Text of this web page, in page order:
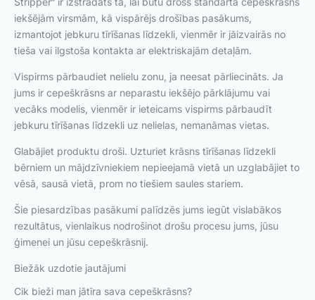
iekšējām virsmām, kā vispārējs drošības pasākums,
izmantojot jebkuru tīrīšanas līdzekli, vienmēr ir jāizvairās no
tieša vai ilgstoša kontakta ar elektriskajām detaļām.
Vispirms pārbaudiet nelielu zonu, ja neesat pārliecināts. Ja
jums ir cepeškrāsns ar neparastu iekšējo pārklājumu vai
vecāks modelis, vienmēr ir ieteicams vispirms pārbaudīt
jebkuru tīrīšanas līdzekli uz nelielas, nemanāmas vietas.
Glabājiet produktu droši. Uzturiet krāsns tīrīšanas līdzekli
bērniem un mājdzīvniekiem nepieejamā vietā un uzglabājiet to
vēsā, sausā vietā, prom no tiešiem saules stariem.
Šie piesardzības pasākumi palīdzēs jums iegūt vislabākos
rezultātus, vienlaikus nodrošinot drošu procesu jums, jūsu
ģimenei un jūsu cepeškrāsnij.
Biežāk uzdotie jautājumi
Cik bieži man jātīra sava cepeškrāsns?